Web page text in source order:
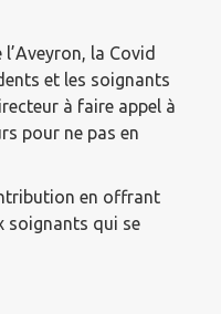
la Covid
et les soignants
à faire appel à
pour ne pas en
en offrant
soignants qui se